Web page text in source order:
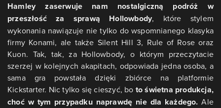
Hamley zaserwuje nam nostalgiczną podróż w
przeszłość za sprawą Hollowbody, które stylem
wykonania nawiązuje nie tylko do wspomnianego klasyka
firmy Konami, ale także Silent Hill 3, Rule of Rose oraz
Kuon. Tak, tak, za Hollowbody, o którym przeczytacie
szerzej w kolejnych akapitach, odpowiada jedna osoba, a
sama gra powstała dzięki zbiórce na platformie
Kickstarter. Nic tylko się cieszyć, bo to świetna produkcja,
choć w tym przypadku naprawdę nie dla każdego. Ale